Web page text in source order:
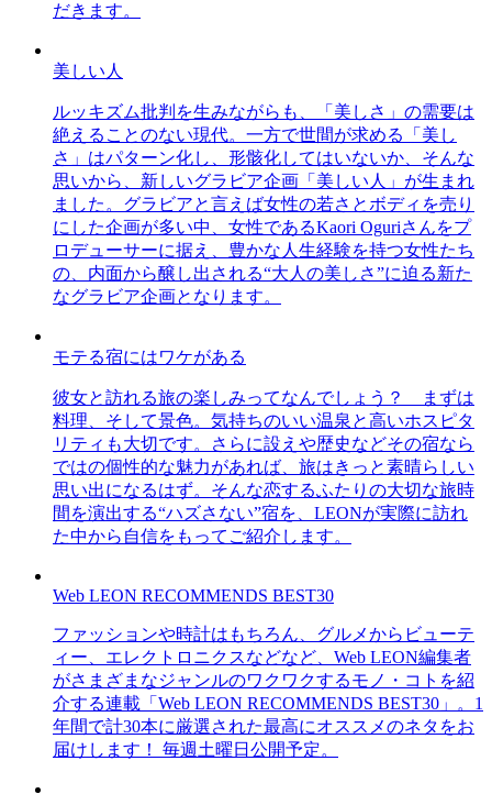
だきます。
美しい人
ルッキズム批判を生みながらも、「美しさ」の需要は
絶えることのない現代。一方で世間が求める「美し
さ」はパターン化し、形骸化してはいないか、そんな
思いから、新しいグラビア企画「美しい人」が生まれ
ました。グラビアと言えば女性の若さとボディを売り
にした企画が多い中、女性であるKaori Oguriさんをプ
ロデューサーに据え、豊かな人生経験を持つ女性たち
の、内面から醸し出される“大人の美しさ”に迫る新た
なグラビア企画となります。
モテる宿にはワケがある
彼女と訪れる旅の楽しみってなんでしょう？ まずは
料理、そして景色。気持ちのいい温泉と高いホスピタ
リティも大切です。さらに設えや歴史などその宿なら
ではの個性的な魅力があれば、旅はきっと素晴らしい
思い出になるはず。そんな恋するふたりの大切な旅時
間を演出する“ハズさない”宿を、LEONが実際に訪れ
た中から自信をもってご紹介します。
Web LEON RECOMMENDS BEST30
ファッションや時計はもちろん、グルメからビューテ
ィー、エレクトロニクスなどなど、Web LEON編集者
がさまざまなジャンルのワクワクするモノ・コトを紹
介する連載「Web LEON RECOMMENDS BEST30」。1
年間で計30本に厳選された最高にオススメのネタをお
届けします！ 毎週土曜日公開予定。